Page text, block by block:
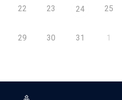
22 23 24 25
29 30 31 1